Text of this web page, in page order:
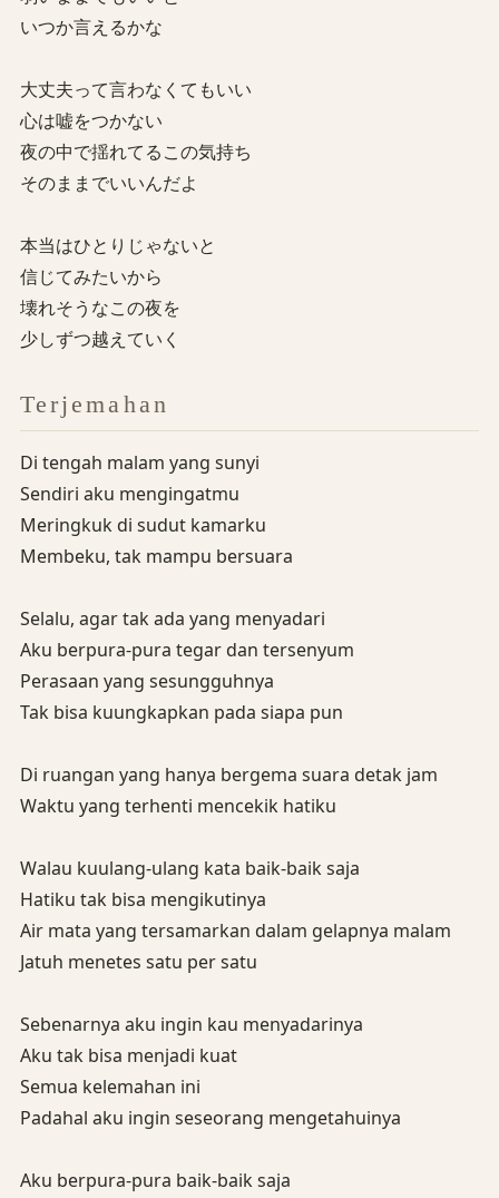
いつか言えるかな
大丈夫って言わなくてもいい
心は嘘をつかない
夜の中で揺れてるこの気持ち
そのままでいいんだよ
本当はひとりじゃないと
信じてみたいから
壊れそうなこの夜を
少しずつ越えていく
Terjemahan
Di tengah malam yang sunyi
Sendiri aku mengingatmu
Meringkuk di sudut kamarku
Membeku, tak mampu bersuara
Selalu, agar tak ada yang menyadari
Aku berpura-pura tegar dan tersenyum
Perasaan yang sesungguhnya
Tak bisa kuungkapkan pada siapa pun
Di ruangan yang hanya bergema suara detak jam
Waktu yang terhenti mencekik hatiku
Walau kuulang-ulang kata baik-baik saja
Hatiku tak bisa mengikutinya
Air mata yang tersamarkan dalam gelapnya malam
Jatuh menetes satu per satu
Sebenarnya aku ingin kau menyadarinya
Aku tak bisa menjadi kuat
Semua kelemahan ini
Padahal aku ingin seseorang mengetahuinya
Aku berpura-pura baik-baik saja